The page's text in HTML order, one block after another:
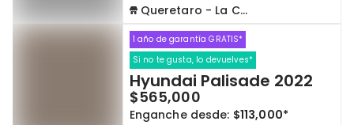
Queretaro - La Capilla
1 año de garantía GRATIS*
Si no te gusta, lo devuelves*
Hyundai Palisade 2022
$565,000
Enganche desde: $113,000*